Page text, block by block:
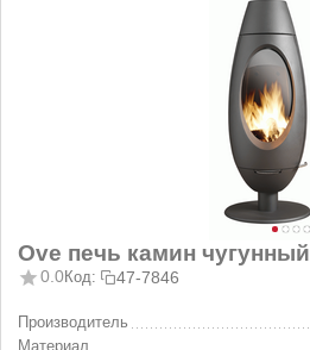
Ove печь камин чугунный
0.0Код: 47-7846
Производитель
Материал